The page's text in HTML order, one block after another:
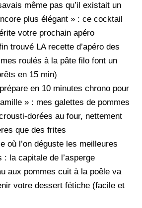
même pas qu’il existait un
plus élégant » : ce cocktail
votre prochain apéro
trouvé LA recette d’apéro des
roulés à la pâte filo font un
en 15 min)
en 10 minutes chrono pour
» : mes galettes de pommes
dorées au four, nettement
que des frites
où l’on déguste les meilleures
: la capitale de l’asperge
aux pommes cuit à la poêle va
votre dessert fétiche (facile et